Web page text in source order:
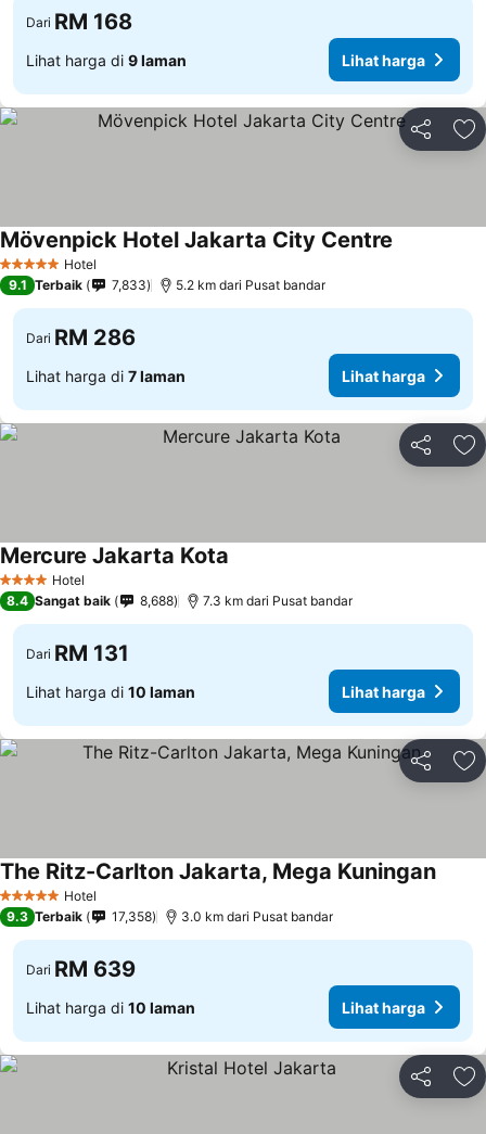
Dari RM 168
Lihat harga di 9 laman Lihat harga
Kongsi
5 Bintang Hotel
Mövenpick Hotel Jakarta City Centre
9.1 Terbaik 7,833 5.2 km dari Pusat bandar
Dari RM 286
Lihat harga di 7 laman Lihat harga
Kongsi
4 BintangHotel
Mercure Jakarta Kota
8.4 Sangat baik 8,688 7.3 km dari Pusat bandar
Dari RM 131
Lihat harga di 10 laman Lihat harga
Kongsi
5 Bintang Hotel
The Ritz-Carlton Jakarta, Mega Kuningan
9.3 Terbaik 17,358 3.0 km dari Pusat bandar
Dari RM 639
Lihat harga di 10 laman Lihat harga
Kongsi